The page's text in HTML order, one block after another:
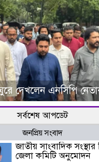
দেখলেন এনসিপি
সর্বশেষ আপডেট
জনপ্রিয় সংবাদ
জাতীয় সাংবাদিক
জেলা কমিটি অনুমোদন